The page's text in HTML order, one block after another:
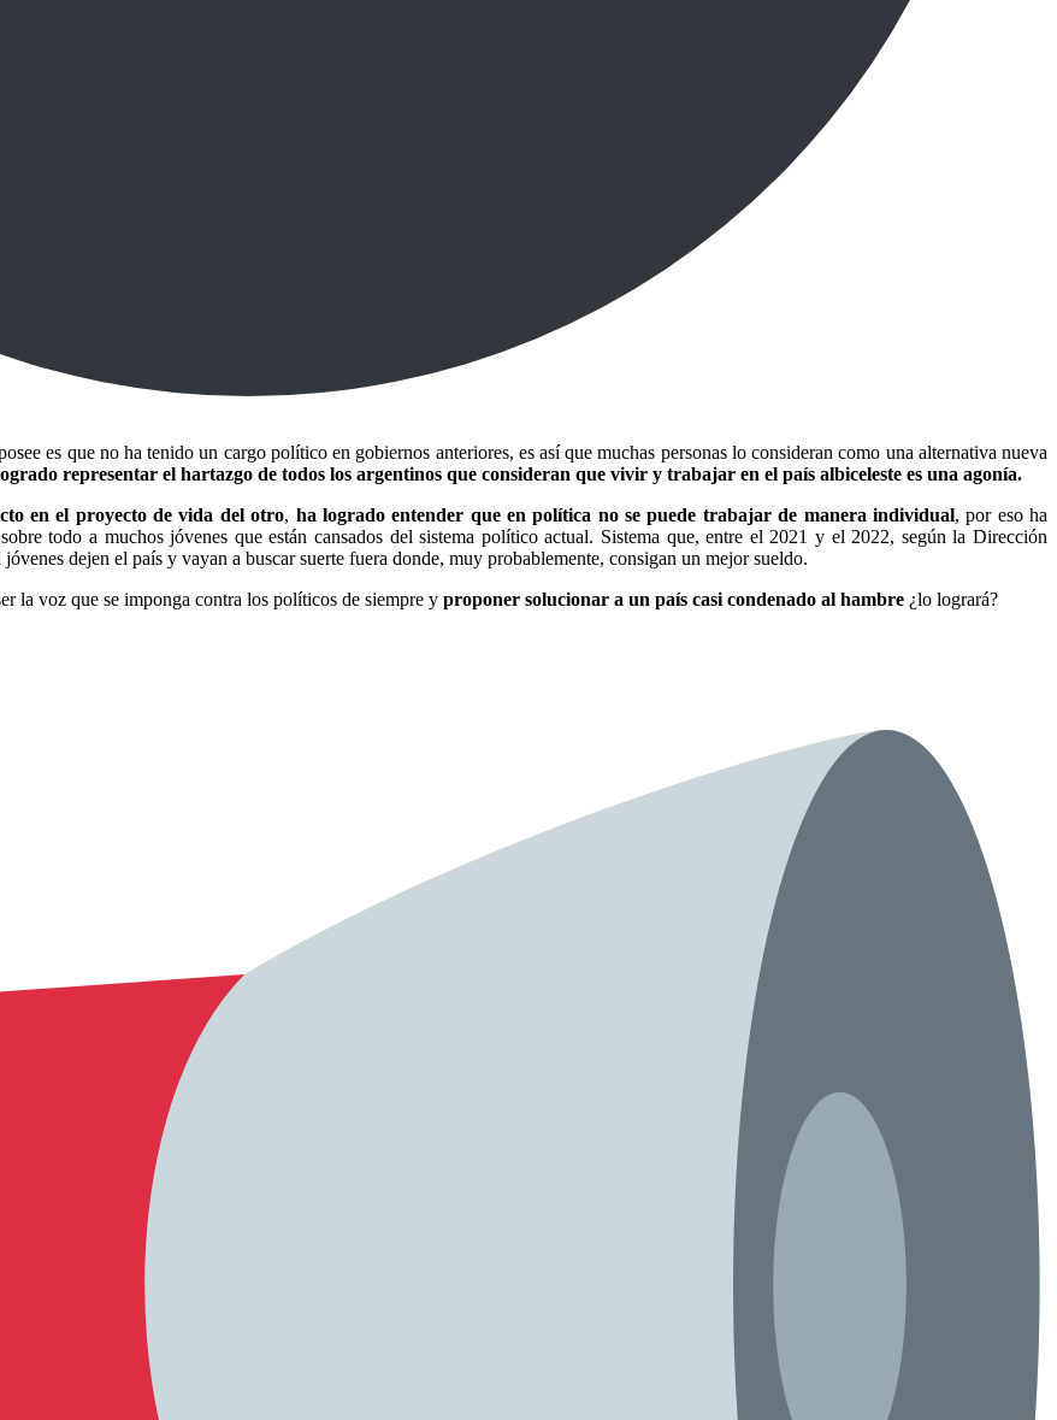
es que no ha tenido un cargo político en gobiernos anteriores, es así que muchas personas lo consideran como una alternativa nueva
representar el hartazgo de todos los argentinos que consideran que vivir y trabajar en el país albiceleste es una agonía.
en el proyecto de vida del otro, ha logrado entender que en política no se puede trabajar de manera individual, por eso ha
todo a muchos jóvenes que están cansados del sistema político actual. Sistema que, entre el 2021 y el 2022, según la Dirección
dejen el país y vayan a buscar suerte fuera donde, muy probablemente, consigan un mejor sueldo.
la voz que se imponga contra los políticos de siempre y proponer solucionar a un país casi condenado al hambre ¿lo logrará?